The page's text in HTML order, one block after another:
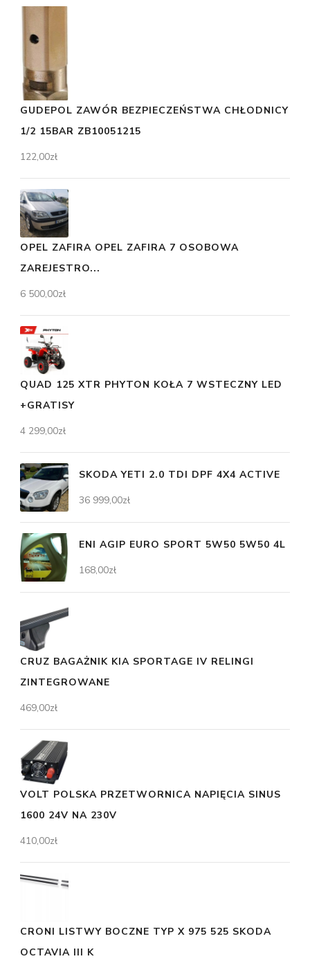
GUDEPOL ZAWÓR BEZPIECZEŃSTWA CHŁODNICY
1/2 15BAR ZB10051215
122,00zł
OPEL ZAFIRA OPEL ZAFIRA 7 OSOBOWA
ZAREJESTRO...
6 500,00zł
QUAD 125 XTR PHYTON KOŁA 7 WSTECZNY LED
+GRATISY
4 299,00zł
SKODA YETI 2.0 TDI DPF 4X4 ACTIVE
36 999,00zł
ENI AGIP EURO SPORT 5W50 5W50 4L
168,00zł
CRUZ BAGAŻNIK KIA SPORTAGE IV RELINGI
ZINTEGROWANE
469,00zł
VOLT POLSKA PRZETWORNICA NAPIĘCIA SINUS
1600 24V NA 230V
410,00zł
CRONI LISTWY BOCZNE TYP X 975 525 SKODA
OCTAVIA III K